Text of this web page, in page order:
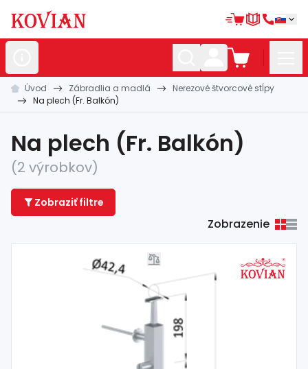
Nerezovépolotovary
Kované polotovary
Zábradlia amadlá
Bránovésystémy
záhrada
Úvod Zábradlia a madlá
Nerezové štvorcové stĺpy
Na plech (Fr. Balkón)
Na plech (Fr. Balkón)
(2 výrobkov)
Zobraziť filtre
Zobrazenie